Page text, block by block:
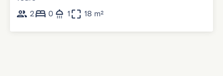
2
0 1 18 m²